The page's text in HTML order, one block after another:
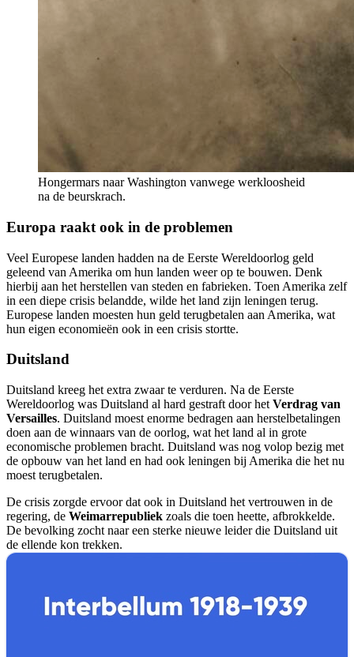
Hongermars naar Washington vanwege werkloosheid
na de beurskrach.
Europa raakt ook in de problemen
Veel Europese landen hadden na de Eerste Wereldoorlog geld
geleend van Amerika om hun landen weer op te bouwen. Denk
hierbij aan het herstellen van steden en fabrieken. Toen Amerika zelf
in een diepe crisis belandde, wilde het land zijn leningen terug.
Europese landen moesten hun geld terugbetalen aan Amerika, wat
hun eigen economieën ook in een crisis stortte.
Duitsland
Duitsland kreeg het extra zwaar te verduren. Na de Eerste
Wereldoorlog was Duitsland al hard gestraft door het Verdrag van
Versailles. Duitsland moest enorme bedragen aan herstelbetalingen
doen aan de winnaars van de oorlog, wat het land al in grote
economische problemen bracht. Duitsland was nog volop bezig met
de opbouw van het land en had ook leningen bij Amerika die het nu
moest terugbetalen.
De crisis zorgde ervoor dat ook in Duitsland het vertrouwen in de
regering, de Weimarrepubliek zoals die toen heette, afbrokkelde.
De bevolking zocht naar een sterke nieuwe leider die Duitsland uit
de ellende kon trekken.